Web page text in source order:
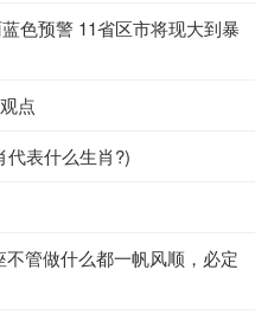
色预警 11省区市将现大到暴
点
代表什么生肖?)
管做什么都一帆风顺，必定